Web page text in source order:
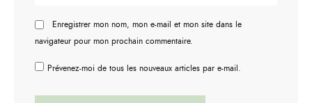
Enregistrer mon nom, mon e-mail et mon site dans le
navigateur pour mon prochain commentaire.
Prévenez-moi de tous les nouveaux articles par e-mail.